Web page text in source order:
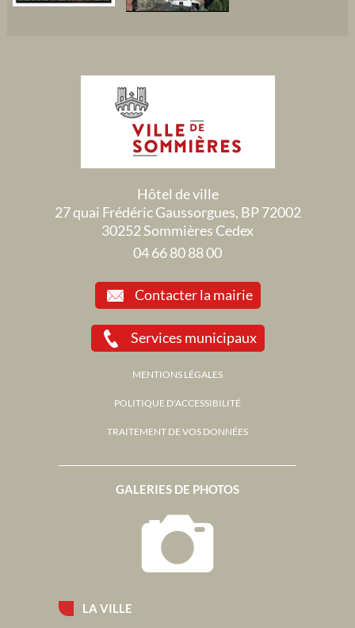
LA VILLE
GALERIES DE PHOTOS
Hôtel de ville
27 quai Frédéric Gaussorgues, BP 72002
30252 Sommières Cedex
04 66 80 88 00
Contacter la mairie
Services municipaux
MENTIONS LÉGALES
POLITIQUE D'ACCESSIBILITÉ
TRAITEMENT DE VOS DONNÉES